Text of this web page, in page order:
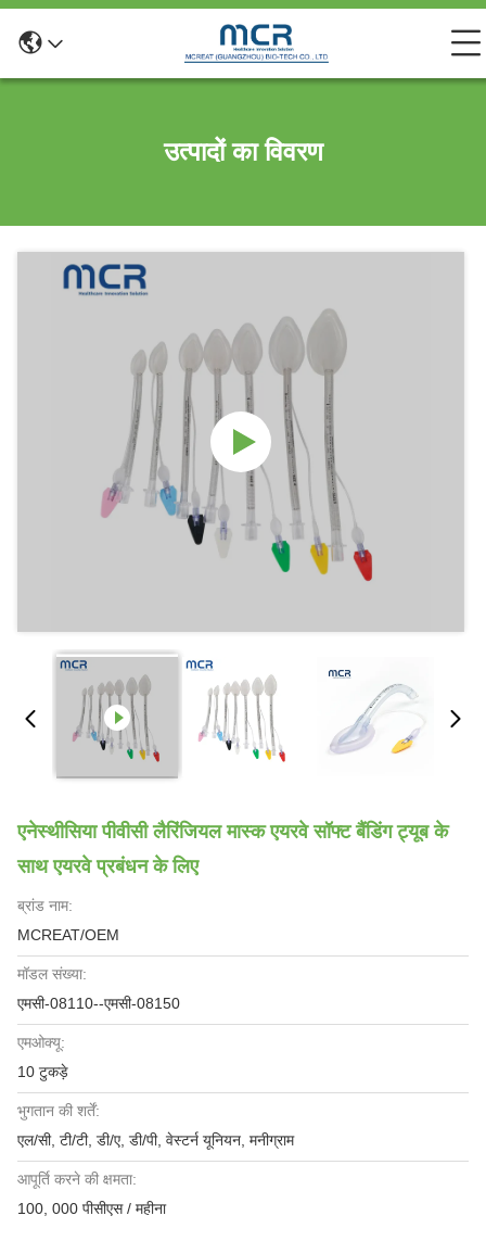
उत्पादों का विवरण
एनेस्थीसिया पीवीसी लैरिंजियल मास्क एयरवे सॉफ्ट बैंडिंग ट्यूब के
साथ एयरवे प्रबंधन के लिए
ब्रांड नाम:
MCREAT/OEM
मॉडल संख्या:
एमसी-08110--एमसी-08150
एमओक्यू:
10 टुकड़े
भुगतान की शर्तें:
एल/सी, टी/टी, डी/ए, डी/पी, वेस्टर्न यूनियन, मनीग्राम
आपूर्ति करने की क्षमता:
100, 000 पीसीएस / महीना